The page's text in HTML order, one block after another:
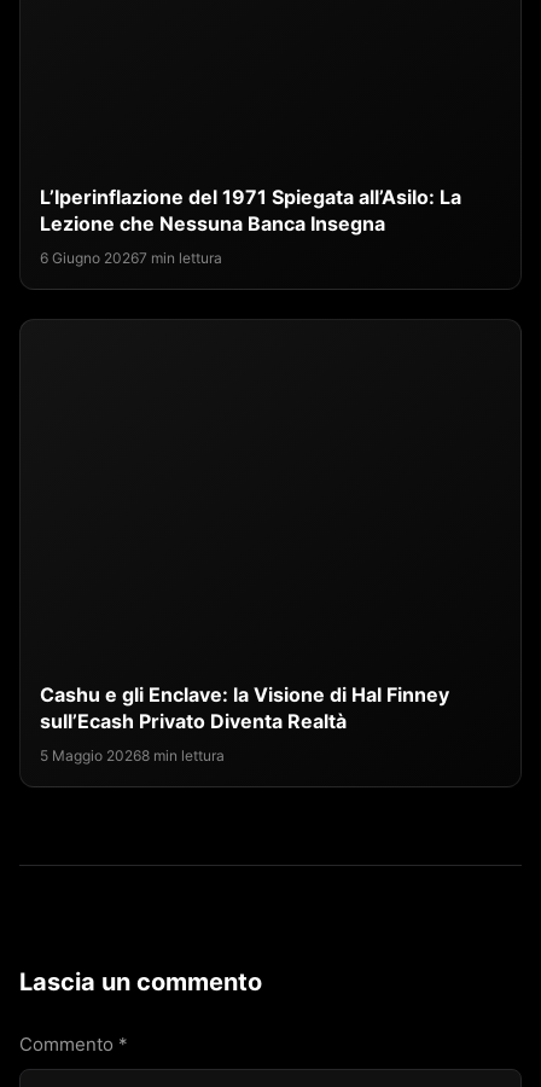
L’Iperinflazione del 1971 Spiegata all’Asilo: La
Lezione che Nessuna Banca Insegna
6 Giugno 20267 min lettura
Cashu e gli Enclave: la Visione di Hal Finney
sull’Ecash Privato Diventa Realtà
5 Maggio 20268 min lettura
Lascia un commento
Commento *